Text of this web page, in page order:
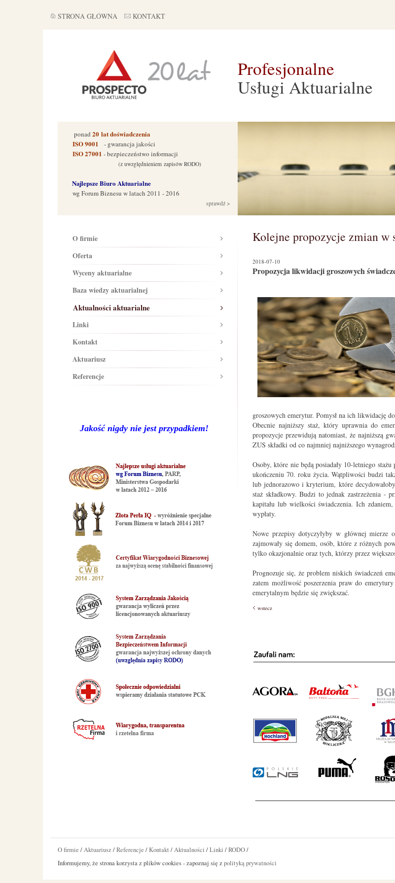
STRONA GŁÓWNA KONTAKT
Profesjonalne
Usługi Aktuarialne
ponad 20 lat doświadczenia
ISO 9001 - gwarancja jakości
ISO 27001 - bezpieczeństwo informacji
(z uwzględnieniem zapisów RODO)
Najlepsze Biuro Aktuarialne
wg Forum Biznesu w latach 2011 - 2016
sprawdź >
O firmie
Oferta
Wyceny aktuarialne
Baza wiedzy aktuarialnej
Aktualności aktuarialne
Linki
Kontakt
Aktuariusz
Referencje
Jakość nigdy nie jest przypadkiem!
Kolejne propozycje zmian w
2018-07-10
Propozycja likwidacji groszowych
groszowych emerytur. Pomysł na ich likwidację
Obecnie najniższy staż, który uprawnia do
propozycje przewidują natomiast, że najniższą
ZUS składki od co najmniej najniższego
Osoby, które nie będą posiadały 10-letniego
ukończeniu 70. roku życia. Wątpliwości budzi
lub jednorazowo i kryterium, które
staż składkowy. Budzi to jednak zastrzeżenia -
kapitału lub wielkości świadczenia. Ich
wypłaty.
Nowe przepisy dotyczyłyby w głównej
zajmowały się domem, osób, które z różnych
tylko okazjonalnie oraz tych, którzy przez
Prognozuje się, że problem niskich świadczeń
zatem możliwość poszerzenia praw do
emerytalnym będzie się zwiększać.
wstecz
O firmie /Aktuariusz/Referencje /Kontakt /Aktualności /Linki /RODO/
Informujemy, że strona korzysta z plików cookies - zapoznaj się zpolityką prywatności